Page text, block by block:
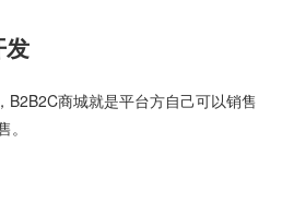
发
B2B2C商城就是平台方自己可以销售